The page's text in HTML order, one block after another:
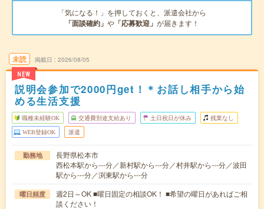
「気になる！」を押しておくと、派遣会社から
「面談確約」 や 「応募歓迎」 が届きます！
未読
NEW
掲載日 2026/08/05
説明会参加で2000円get！＊お話し相手から始
める生活支援
職種未経験OK 交通費別途支給あり 土日祝日が休み 残業なし
WEB登録OK 派遣
勤務地
長野県松本市
西松本駅から---分／新村駅から---分／村井駅から---分／波田
駅から---分／渕東駅から---分
曜日頻度
週2日～OK ■曜日固定の相談OK！ ■希望の曜日があればご相
談ください！